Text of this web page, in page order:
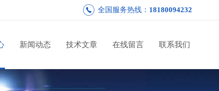
全国服务热线： 18180094232
新闻动态 技术文章 在线留言 联系我们